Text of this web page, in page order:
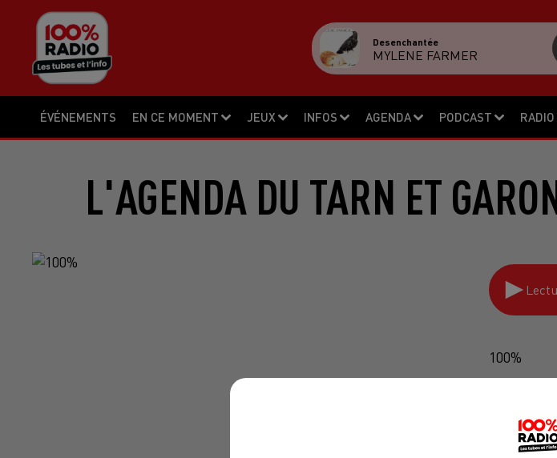
ÉVÉNEMENTS EN CE MOMENT JEUX INFOS AGENDA PODCAST RADIO
Desenchantée
MYLENE FARMER
L'AGENDA DU TARN ET
100%